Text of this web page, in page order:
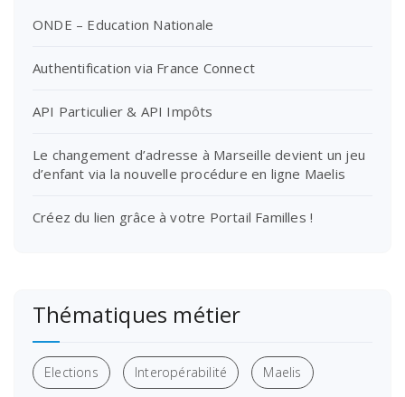
ONDE – Education Nationale
Authentification via France Connect
API Particulier & API Impôts
Le changement d’adresse à Marseille devient un jeu
d’enfant via la nouvelle procédure en ligne Maelis
Créez du lien grâce à votre Portail Familles !
Thématiques métier
Elections Interopérabilité Maelis